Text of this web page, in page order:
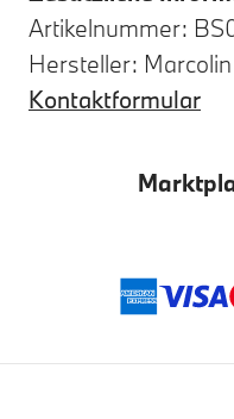
Artikelnummer:
Hersteller: Marcolin
Kontaktformular